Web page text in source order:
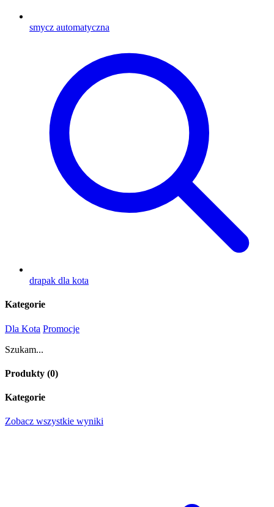
smycz automatyczna
drapak dla kota
Kategorie
Dla Kota Promocje
Szukam...
Produkty (0)
Kategorie
Zobacz wszystkie wyniki